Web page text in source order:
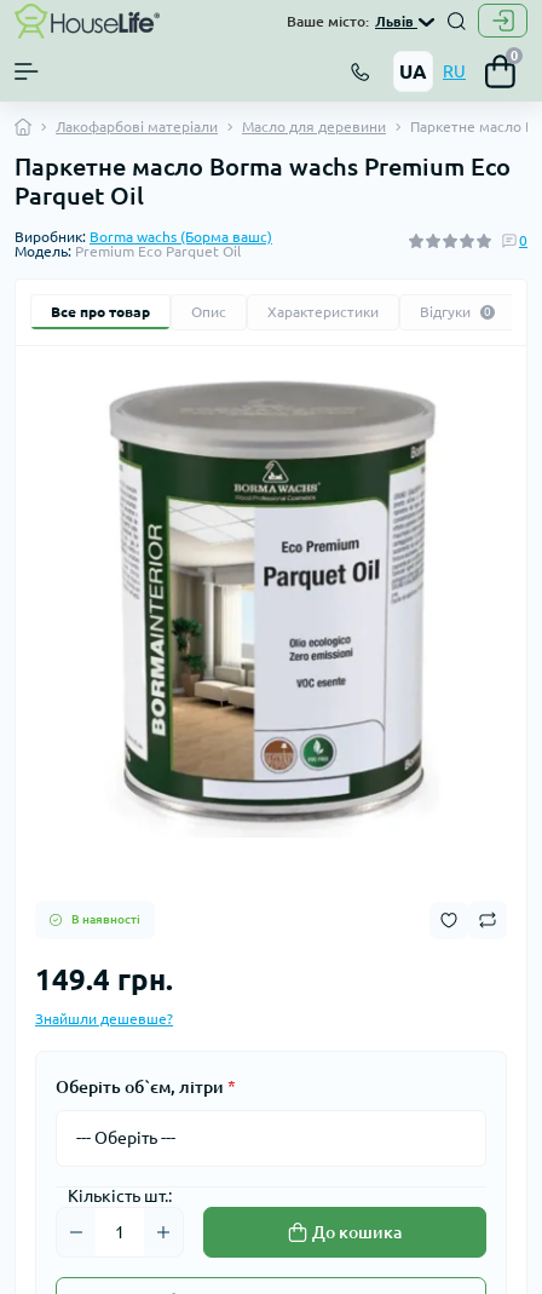
Ваше місто: Львів
UA RU
0
Лакофарбові матеріали Масло для деревини Паркетне масло
Паркетне масло Borma wachs Premium Eco
Parquet Oil
Виробник: Borma wachs (Борма вашс)
Модель: Premium Eco Parquet Oil
0
Все про товар Опис Характеристики Відгуки 0
В наявності
149.4 грн.
Знайшли дешевше?
Оберіть об`єм, літри *
Кількість шт.:
До кошика